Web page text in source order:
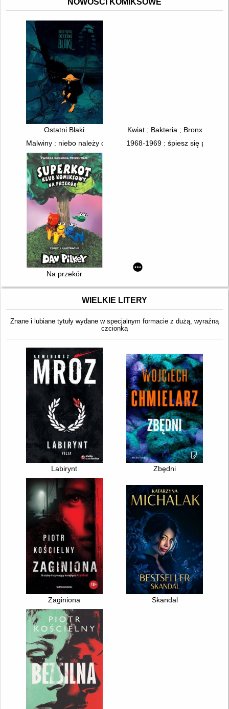
Ostatni Blaki
Kwiat ; Bakteria ; Bronx
Malwiny : niebo należy do sokołów1968-1969 : śpiesz się powoli
Na przekór
WIELKIE LITERY
Znane i lubiane tytuły wydane w specjalnym formacie z dużą, wyraźną
czcionką
Labirynt Zbędni
Zaginiona Skandal